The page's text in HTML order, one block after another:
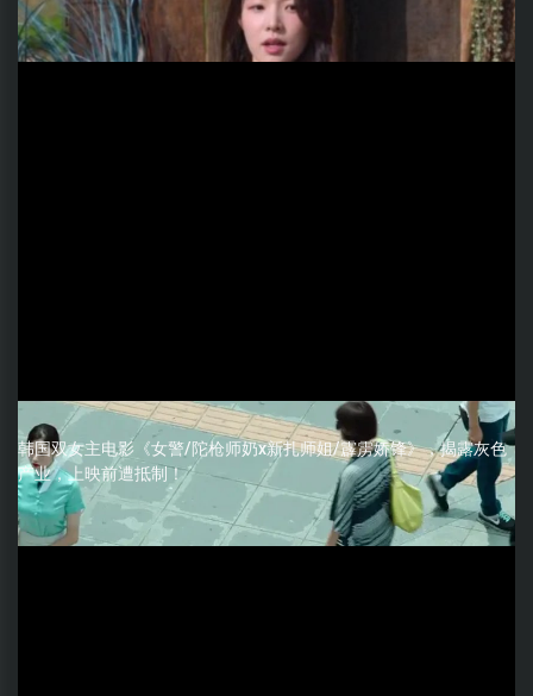
韩国双女主电影《女警/陀枪师奶x新扎师姐/霹雳娇锋》，揭露灰色
产业，上映前遭抵制！